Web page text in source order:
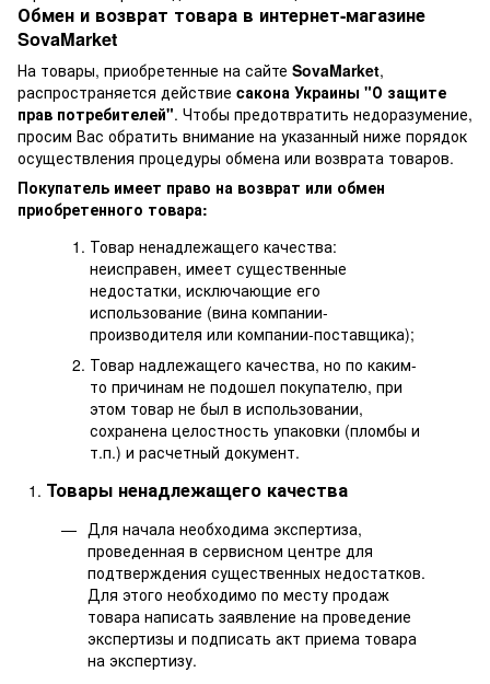
Обмен и возврат товара в интернет-магазине
SovaMarket
На товары, приобретенные на сайте SovaMarket,
распространяется действие cакона Украины "О защите
прав потребителей". Чтобы предотвратить недоразумение,
просим Вас обратить внимание на указанный ниже порядок
осуществления процедуры обмена или возврата товаров.
Покупатель имеет право на возврат или обмен
приобретенного товара:
Товар ненадлежащего качества:
неисправен, имеет существенные
недостатки, исключающие его
использование (вина компании-
производителя или компании-поставщика);
Товар надлежащего качества, но по каким-
то причинам не подошел покупателю, при
этом товар не был в использовании,
сохранена целостность упаковки (пломбы и
т.п.) и расчетный документ.
Товары ненадлежащего качества
Для начала необходима экспертиза,
проведенная в сервисном центре для
подтверждения существенных недостатков.
Для этого необходимо по месту продаж
товара написать заявление на проведение
экспертизы и подписать акт приема товара
на экспертизу.